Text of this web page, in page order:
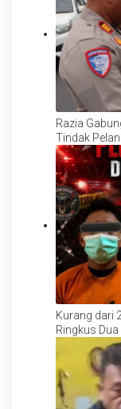
Razia
Tindak
Lokasi
Kurang dari
Ringkus
Kabanjahe